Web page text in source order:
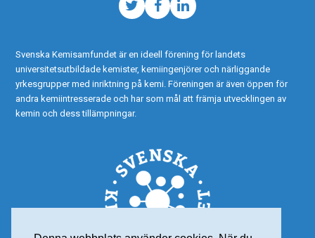
TwitterFacebook
LinkedIn
Svenska Kemisamfundet är en ideell förening för landets
universitetsutbildade kemister, kemiingenjörer och närliggande
yrkesgrupper med inriktning på kemi. Föreningen är även öppen för
andra kemiintresserade och har som mål att främja utvecklingen av
kemin och dess tillämpningar.